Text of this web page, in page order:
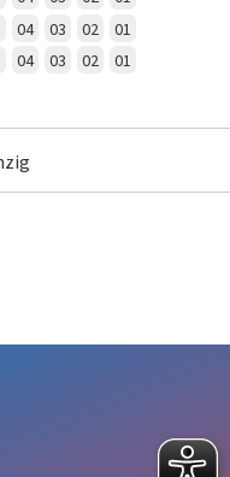
04 03 02 01
04 03 02
01